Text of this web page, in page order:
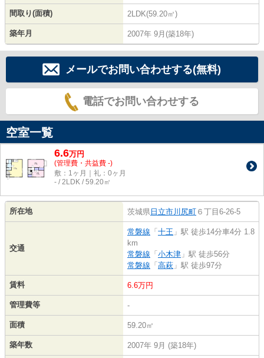
間取り(面積) 2LDK(59.20㎡)
築年月 2007年 9月(築18年)
メールでお問い合わせする(無料)
電話でお問い合わせする
空室一覧
6.6万円
(管理費・共益費 -)
敷：1ヶ月｜礼：0ヶ月
- / 2LDK / 59.20㎡
所在地 茨城県 日立市川尻町 ６丁目6-26-5
交通
常磐線 「 十王 」駅 徒歩14分車4分 1.8
km
常磐線 「 小木津 」駅 徒歩56分
常磐線 「 高萩 」駅 徒歩97分
賃料 6.6万円
管理費等 -
面積 59.20㎡
築年数 2007年 9月 (築18年)